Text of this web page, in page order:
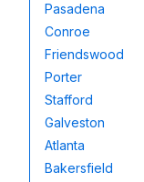
Pasadena
Conroe
Friendswood
Porter
Stafford
Galveston
Atlanta
Bakersfield